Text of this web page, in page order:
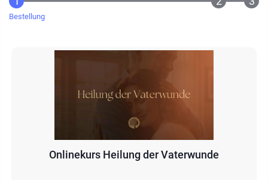
Bestellung
Onlinekurs Heilung der Vaterwunde